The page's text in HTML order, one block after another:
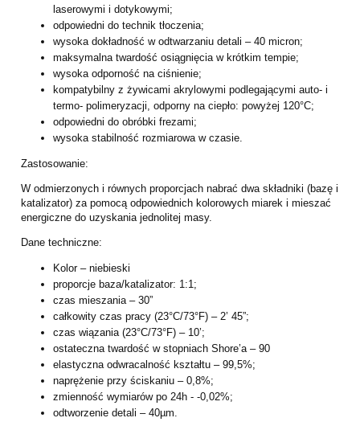
laserowymi i dotykowymi;
odpowiedni do technik tłoczenia;
wysoka dokładność w odtwarzaniu detali – 40 micron;
maksymalna twardość osiągnięcia w krótkim tempie;
wysoka odporność na ciśnienie;
kompatybilny z żywicami akrylowymi podlegającymi auto- i
termo- polimeryzacji, odporny na ciepło: powyżej 120°C;
odpowiedni do obróbki frezami;
wysoka stabilność rozmiarowa w czasie.
Zastosowanie:
W odmierzonych i równych proporcjach nabrać dwa składniki (bazę i
katalizator) za pomocą odpowiednich kolorowych miarek i mieszać
energiczne do uzyskania jednolitej masy.
Dane techniczne:
Kolor – niebieski
proporcje baza/katalizator: 1:1;
czas mieszania – 30”
całkowity czas pracy (23°C/73°F) – 2’ 45”;
czas wiązania (23°C/73°F) – 10’;
ostateczna twardość w stopniach Shore’a – 90
elastyczna odwracalność kształtu – 99,5%;
naprężenie przy ściskaniu – 0,8%;
zmienność wymiarów po 24h - -0,02%;
odtworzenie detali – 40µm.